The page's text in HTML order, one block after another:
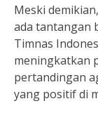
Meski
ada tantangan
Timnas
meningkatkan
pertandingan
yang positif di